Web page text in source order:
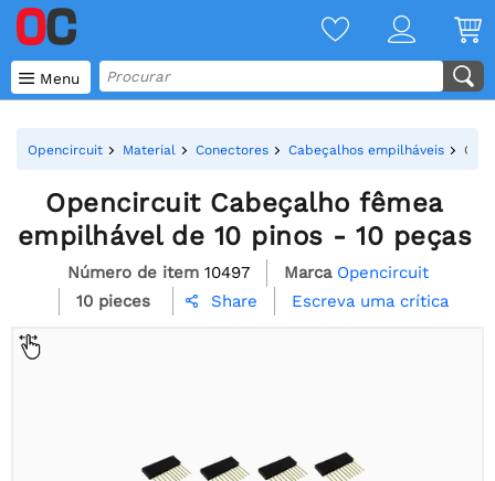
 Menu
Opencircuit Material Conectores Cabeçalhos empilháveis
Opencircuit Cabeçalho fêmea
empilhável de 10 pinos - 10 peças
Número de item 10497 Marca Opencircuit
10 pieces
 Share Escreva uma crítica